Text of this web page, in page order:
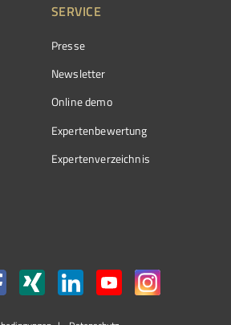
SERVICE
Presse
Newsletter
Online demo
Expertenbewertung
Expertenverzeichnis